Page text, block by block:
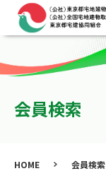
会員検索
HOME 会員検索